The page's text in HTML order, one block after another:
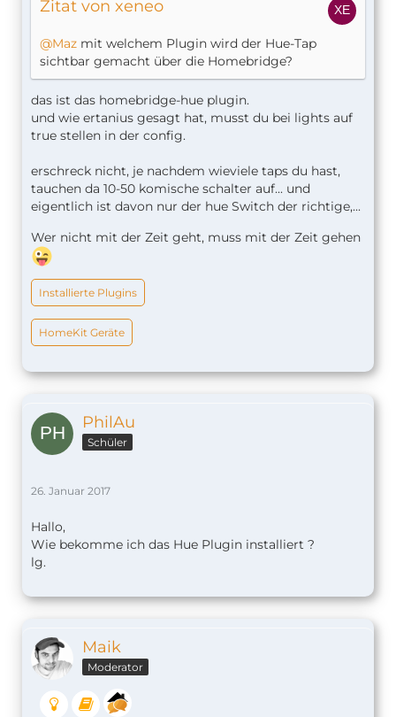
Zitat von xeneo
@Maz mit welchem Plugin wird der Hue-Tap
sichtbar gemacht über die Homebridge?
das ist das homebridge-hue plugin.
und wie ertanius gesagt hat, musst du bei lights auf
true stellen in der config.
erschreck nicht, je nachdem wieviele taps du hast,
tauchen da 10-50 komische schalter auf... und
eigentlich ist davon nur der hue Switch der richtige,...
Wer nicht mit der Zeit geht, muss mit der Zeit gehen
Installierte Plugins
HomeKit Geräte
PhilAu
Schüler
26. Januar 2017
Hallo,
Wie bekomme ich das Hue Plugin installiert ?
lg.
Maik
Moderator